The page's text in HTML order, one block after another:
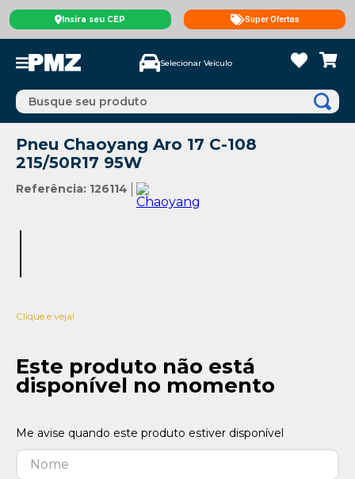
Insira seu CEP Super Ofertas
Selecionar Veículo
Busque seu produto
Pneu Chaoyang Aro 17 C-108
215/50R17 95W
Referência: 126114
Clique e veja!
Este produto não está
disponível no momento